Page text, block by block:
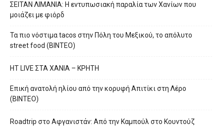
ΣΕΙΤΑΝ ΛΙΜΑΝΙΑ: Η εντυπωσιακή παραλία των Χανίων που
μοιάζει με φιόρδ
Τα πιο νόστιμα tacos στην Πόλη του Μεξικού, το απόλυτο
street food (ΒΙΝΤΕΟ)
HT LIVE ΣΤΑ ΧΑΝΙΑ – ΚΡΗΤΗ
Επική ανατολή ηλίου από την κορυφή Απιτίκι στη Λέρο
(ΒΙΝΤΕΟ)
Roadtrip στο Αφγανιστάν: Από την Καμπούλ στο Κουντούζ